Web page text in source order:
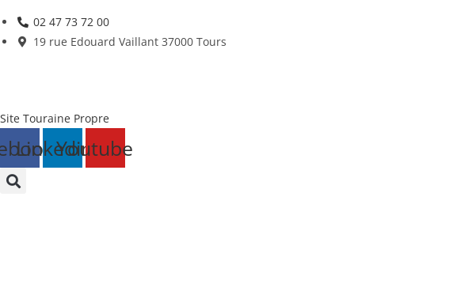
Skip
to
02 47 73 72 00
19 rue Edouard Vaillant 37000 Tours
Site Touraine Propre
LinkedinYoutube